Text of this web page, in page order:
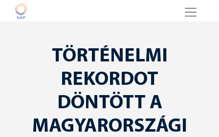
TÖRTÉNELMI
REKORDOT
DÖNTÖTT A
MAGYARORSZÁGI